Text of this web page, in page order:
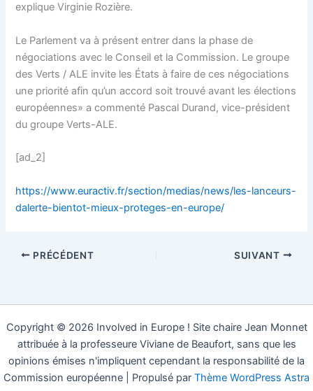
explique Virginie Rozière.
Le Parlement va à présent entrer dans la phase de
négociations avec le Conseil et la Commission. Le groupe
des Verts / ALE invite les États à faire de ces négociations
une priorité afin qu’un accord soit trouvé avant les élections
européennes» a commenté Pascal Durand, vice-président
du groupe Verts-ALE.
[ad_2]
https://www.euractiv.fr/section/medias/news/les-lanceurs-
dalerte-bientot-mieux-proteges-en-europe/
PRÉCÉDENT SUIVANT
Copyright © 2026 Involved in Europe ! Site chaire Jean Monnet
attribuée à la professeure Viviane de Beaufort, sans que les
opinions émises n'impliquent cependant la responsabilité de la
Commission européenne | Propulsé par Thème WordPress Astra